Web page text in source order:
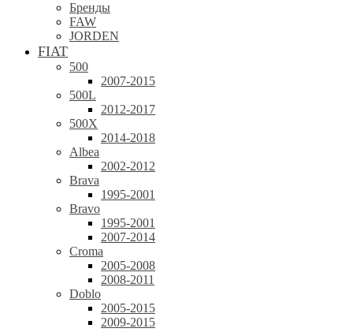
Бренды
FAW
JORDEN
FIAT
500
2007-2015
500L
2012-2017
500X
2014-2018
Albea
2002-2012
Brava
1995-2001
Bravo
1995-2001
2007-2014
Croma
2005-2008
2008-2011
Doblo
2005-2015
2009-2015